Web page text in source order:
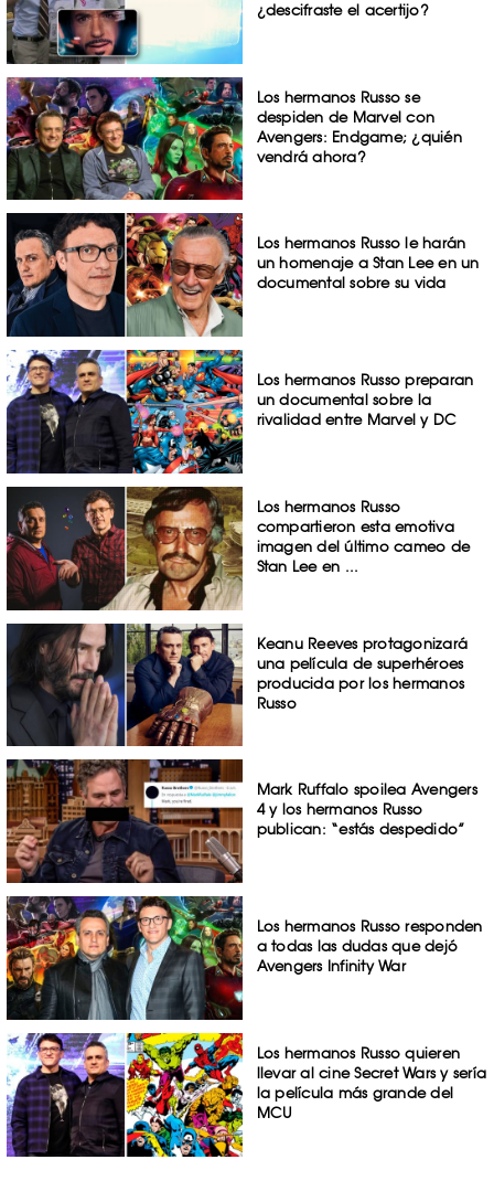
¿descifraste el acertijo?
Los hermanos Russo se
despiden de Marvel con
Avengers: Endgame; ¿quién
vendrá ahora?
Los hermanos Russo le harán
un homenaje a Stan Lee en un
documental sobre su vida
Los hermanos Russo preparan
un documental sobre la
rivalidad entre Marvel y DC
Los hermanos Russo
compartieron esta emotiva
imagen del último cameo de
Stan Lee en ...
Keanu Reeves protagonizará
una película de superhéroes
producida por los hermanos
Russo
Mark Ruffalo spoilea Avengers
4 y los hermanos Russo
publican: “estás despedido”
Los hermanos Russo responden
a todas las dudas que dejó
Avengers Infinity War
Los hermanos Russo quieren
llevar al cine Secret Wars y sería
la película más grande del
MCU